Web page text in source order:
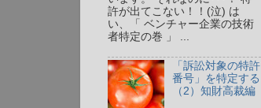
許が出てこない！！(泣) は
い、「 ベンチャー企業の技術
者特定の巻 」 ...
「訴訟対象の特許
番号」を特定する
（2）知財高裁編